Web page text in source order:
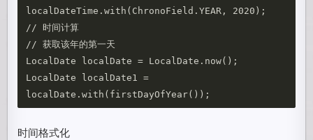
localDateTime.with(ChronoField.YEAR, 2020);
// 时间计算
// 获取该年的第一天
LocalDate localDate = LocalDate.now();
LocalDate localDate1 =
时间格式化